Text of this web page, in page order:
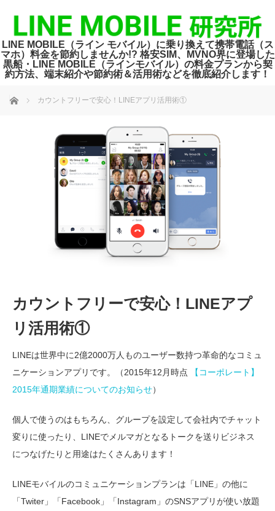
LINE MOBILE（ライン モバイル）に乗り換えて携帯電話（ス
マホ）料金を節約しませんか!? 格安SIM、MVNO界に登場した
黒船・LINE MOBILE（ラインモバイル）の料金プランから契
約方法、端末紹介や節約術＆活用術などを徹底紹介します！
ホーム カウントフリーで安心！LINEアプリ活用術①
カウントフリーで安心！LINEアプ
リ活用術①
LINEは世界中に2億2000万人ものユーザー数持つ革命的なコミュ
ニケーションアプリです。（2015年12月時点
【コーポレート】
2015年通期業績についてのお知らせ）
個人で使うのはもちろん、グループを設定して会社内でチャット
変りに使ったり、LINEでメルマガとなるトークを送りビジネス
につなげたりと用途はたくさんあります！
LINEモバイルのコミュニケーションプランは「LINE」の他に
「Twiter」「Facebook」「Instagram」のSNSアプリが使い放題